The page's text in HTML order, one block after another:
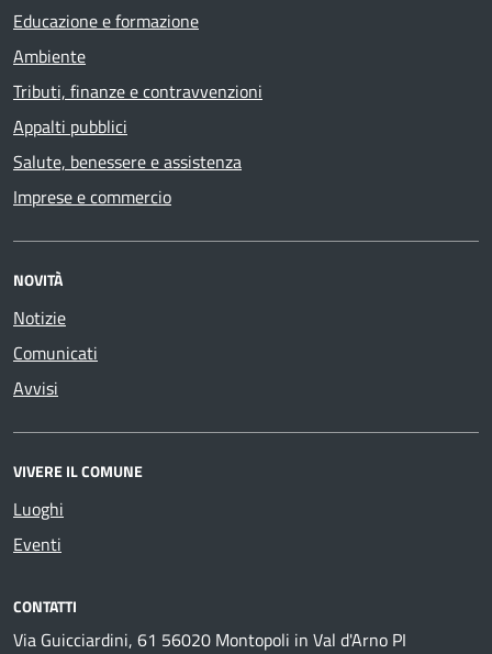
Educazione e formazione
Ambiente
Tributi, finanze e contravvenzioni
Appalti pubblici
Salute, benessere e assistenza
Imprese e commercio
NOVITÀ
Notizie
Comunicati
Avvisi
VIVERE IL COMUNE
Luoghi
Eventi
CONTATTI
Via Guicciardini, 61 56020 Montopoli in Val d'Arno PI